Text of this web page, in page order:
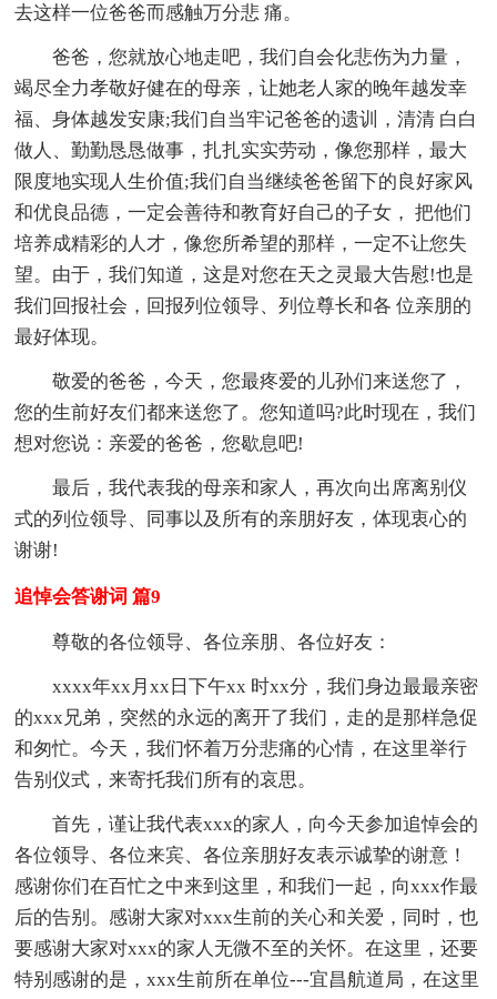
去这样一位爸爸而感触万分悲 痛。
爸爸，您就放心地走吧，我们自会化悲伤为力量，
竭尽全力孝敬好健在的母亲，让她老人家的晚年越发幸
福、身体越发安康;我们自当牢记爸爸的遗训，清清 白白
做人、勤勤恳恳做事，扎扎实实劳动，像您那样，最大
限度地实现人生价值;我们自当继续爸爸留下的良好家风
和优良品德，一定会善待和教育好自己的子女， 把他们
培养成精彩的人才，像您所希望的那样，一定不让您失
望。由于，我们知道，这是对您在天之灵最大告慰!也是
我们回报社会，回报列位领导、列位尊长和各 位亲朋的
最好体现。
敬爱的爸爸，今天，您最疼爱的儿孙们来送您了，
您的生前好友们都来送您了。您知道吗?此时现在，我们
想对您说：亲爱的爸爸，您歇息吧!
最后，我代表我的母亲和家人，再次向出席离别仪
式的列位领导、同事以及所有的亲朋好友，体现衷心的
谢谢!
追悼会答谢词 篇9
尊敬的各位领导、各位亲朋、各位好友：
xxxx年xx月xx日下午xx 时xx分，我们身边最最亲密
的xxx兄弟，突然的永远的离开了我们，走的是那样急促
和匆忙。今天，我们怀着万分悲痛的心情，在这里举行
告别仪式，来寄托我们所有的哀思。
首先，谨让我代表xxx的家人，向今天参加追悼会的
各位领导、各位来宾、各位亲朋好友表示诚挚的谢意！
感谢你们在百忙之中来到这里，和我们一起，向xxx作最
后的告别。感谢大家对xxx生前的关心和关爱，同时，也
要感谢大家对xxx的家人无微不至的关怀。在这里，还要
特别感谢的是，xxx生前所在单位---宜昌航道局，在这里